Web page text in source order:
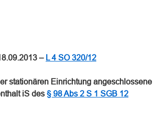
– L 4 SO 320/12
stationären Einrichtung angeschlossene
iS des § 98 Abs 2 S 1 SGB 12